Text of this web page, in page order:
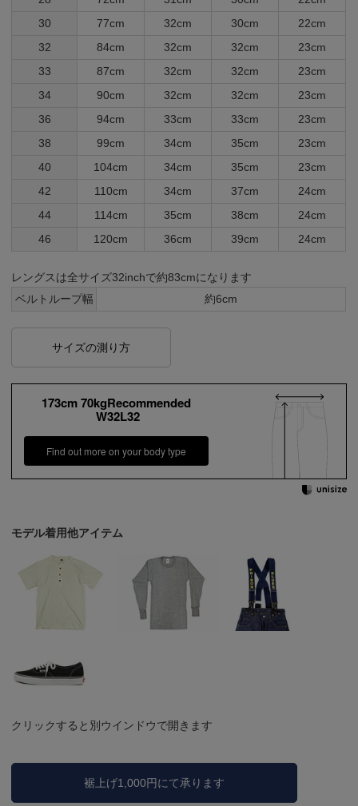
30
77cm 32cm 30cm
22cm
32
84cm 32cm 32cm
23cm
33
87cm 32cm 32cm
23cm
34
90cm 32cm 32cm
23cm
36
94cm 33cm 33cm
23cm
38
99cm 34cm 35cm
23cm
40
104cm 34cm 35cm
23cm
42
110cm 34cm 37cm
24cm
44
114cm 35cm 38cm
24cm
46
120cm 36cm 39cm 24cm
レングスは全サイズ32inchで約83cmになります
ベルトループ幅
約6cm
サイズの測り方
173cm 70kgRecommended
W32L32
Find out more on your body type
モデル着用他アイテム
クリックすると別ウインドウで開きます
裾上げ1,000円にて承ります